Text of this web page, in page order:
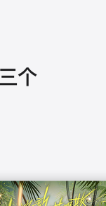
个